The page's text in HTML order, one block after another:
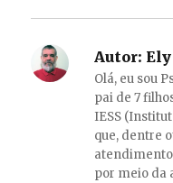
Autor:
Olá, eu sou
pai de 7
IESS
que, dentre
por meio da